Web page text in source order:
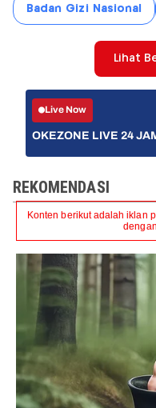
Badan Gizi Nasional
Lihat
Live Now
OKEZONE LIVE 24